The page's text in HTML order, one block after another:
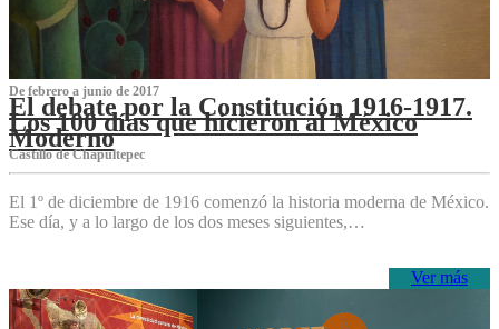
De febrero a junio de 2017
El debate por la Constitución 1916-1917.
Los 100 días que hicieron al México
Moderno
Castillo de Chapultepec
El 1º de diciembre de 1916 comenzó la historia moderna de México.
Ese día, y a lo largo de los dos meses siguientes,…
Ver más